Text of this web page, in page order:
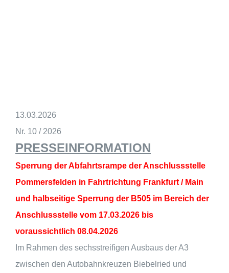
13.03.2026
Nr. 10 / 2026
PRESSEINFORMATION
Sperrung der Abfahrtsrampe der Anschlussstelle
Pommersfelden in Fahrtrichtung Frankfurt / Main
und halbseitige Sperrung der B505 im Bereich der
Anschlussstelle vom 17.03.2026 bis
voraussichtlich 08.04.2026
Im Rahmen des sechsstreifigen Ausbaus der A3
zwischen den Autobahnkreuzen Biebelried und